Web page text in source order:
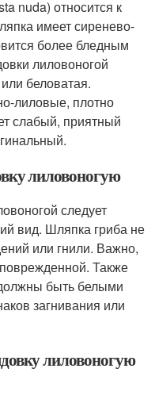
nuda) относится к
имеет сиренево-
более бледным
лиловоногой
беловатая.
лиловые, плотно
слабый, приятный
лиловоногую
следует
вид. Шляпка гриба не
или гнили. Важно,
Также
быть белыми
загнивания или
лиловоногую